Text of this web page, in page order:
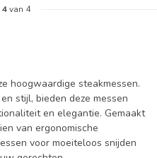
4van 4
hoogwaardige steakmessen.
stijl, bieden deze messen
en elegantie. Gemaakt
van ergonomische
voor moeiteloos snijden